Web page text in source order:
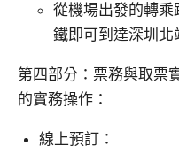
從機場出發的轉
鐵即可到達深圳北
第四部分：票務與取票
的實務操作：
線上預訂：